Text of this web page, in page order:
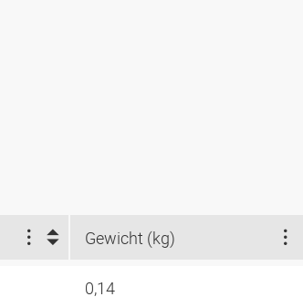
Gewicht (kg)
0,14